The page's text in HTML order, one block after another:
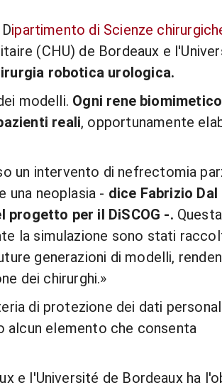
ipartimento di Scienze
(CHU) de Bordeaux e
robotica urologica.
modelli. Ogni rene
reali, opportunamente
un intervento di nefrectomia
una neoplasia - dice Fabrizio Dal
per il DiSCOG -. Questa
la simulazione sono stati
generazioni di modelli,
dei chirurghi.»
di protezione dei dati
alcun elemento che consenta
e l'Université de Bordeaux ha